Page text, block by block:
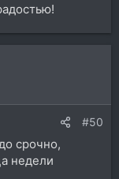
#50
срочно,
недели